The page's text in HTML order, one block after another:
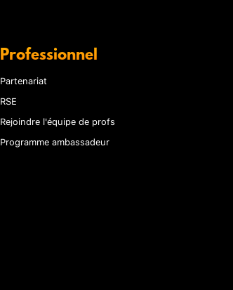
Professionnel
Partenariat
RSE
Rejoindre l'équipe de profs
Programme ambassadeur